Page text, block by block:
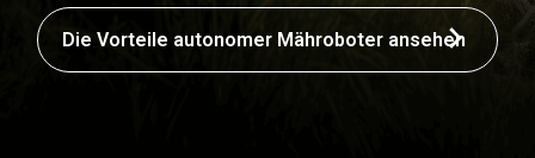
Die Vorteile autonomer Mähroboter ansehen